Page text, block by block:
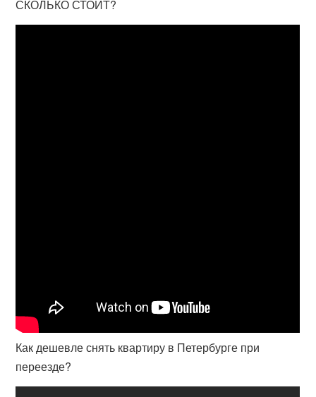
СКОЛЬКО СТОИТ?
Как дешевле снять квартиру в Петербурге при
переезде?